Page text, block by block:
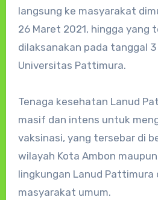
langsung ke masyarakat
26 Maret 2021, hingga yang
dilaksanakan pada tanggal
Universitas Pattimura.
Tenaga kesehatan Lanud
masif dan intens untuk
vaksinasi, yang tersebar di
wilayah Kota Ambon
lingkungan Lanud Pattimura
masyarakat umum.